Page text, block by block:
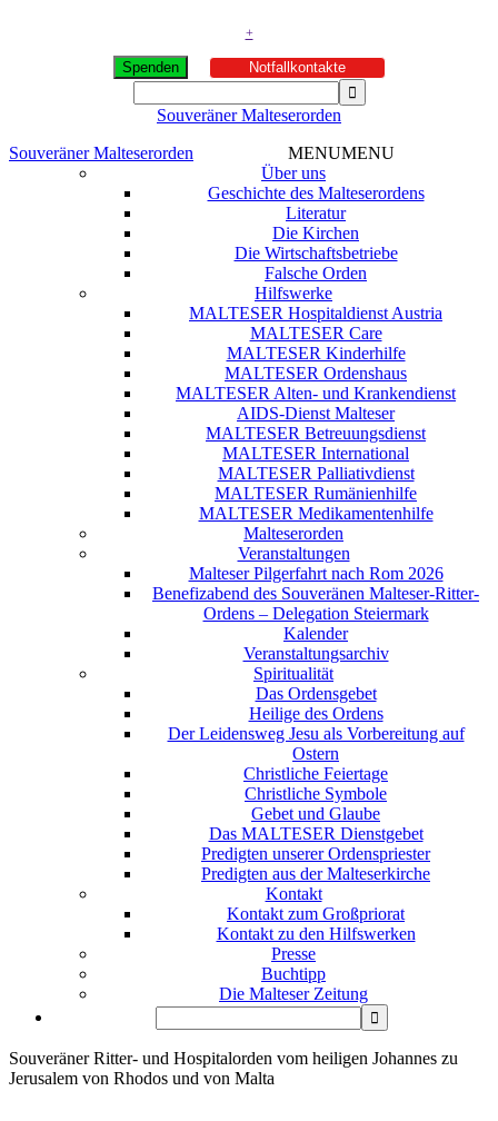
+
Spenden Notfallkontakte
Souveräner Malteserorden
Souveräner Malteserorden
MENUMENU
Über uns
Geschichte des Malteserordens
Literatur
Die Kirchen
Die Wirtschaftsbetriebe
Falsche Orden
Hilfswerke
MALTESER Hospitaldienst Austria
MALTESER Care
MALTESER Kinderhilfe
MALTESER Ordenshaus
MALTESER Alten- und Krankendienst
AIDS-Dienst Malteser
MALTESER Betreuungsdienst
MALTESER International
MALTESER Palliativdienst
MALTESER Rumänienhilfe
MALTESER Medikamentenhilfe
Malteserorden
Veranstaltungen
Malteser Pilgerfahrt nach Rom 2026
Benefizabend des Souveränen Malteser-Ritter-
Ordens – Delegation Steiermark
Kalender
Veranstaltungsarchiv
Spiritualität
Das Ordensgebet
Heilige des Ordens
Der Leidensweg Jesu als Vorbereitung auf
Ostern
Christliche Feiertage
Christliche Symbole
Gebet und Glaube
Das MALTESER Dienstgebet
Predigten unserer Ordenspriester
Predigten aus der Malteserkirche
Kontakt
Kontakt zum Großpriorat
Kontakt zu den Hilfswerken
Presse
Buchtipp
Die Malteser Zeitung
Souveräner Ritter- und Hospitalorden vom heiligen Johannes zu
Jerusalem von Rhodos und von Malta